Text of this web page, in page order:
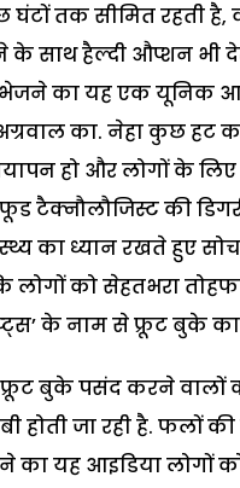
घंटों तक सीमित रहती है,
साथ हैल्दी औप्शन भी
का यह एक यूनिक
अग्रवाल का. नेहा कुछ हट
हो और लोगों के लिए
टैक्नौलौजिस्ट की
का ध्यान रखते हुए
लोगों को सेहतभरा
के नाम से फ्रूट बुके
बुके पसंद करने वालों
होती जा रही है. फलों
का यह आइडिया लोगों